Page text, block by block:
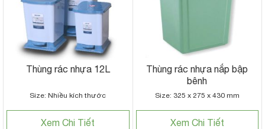
Thùng rác nhựa 12L
Size: Nhiều kích thước
Xem Chi Tiết
Thùng rác nhựa nắp bập
bênh
Size: 325 x 275 x 430 mm
Xem Chi Tiết